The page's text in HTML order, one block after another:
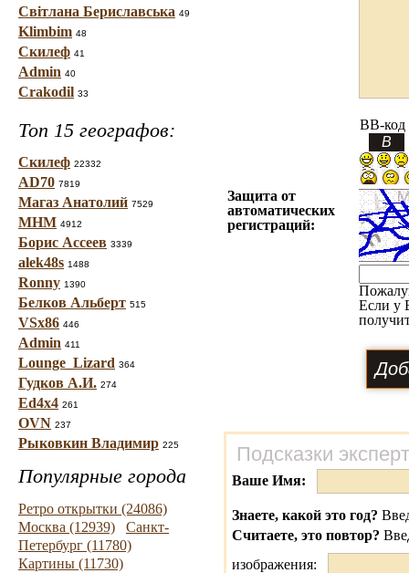
Світлана Бериславська 49
Klimbim 48
Скилеф 41
Admin 40
Crakodil 33
Топ 15 географов:
Скилеф 22332
AD70 7819
Магаз Анатолий 7529
МНМ 4912
Борис Ассеев 3339
alek48s 1488
Ronny 1390
Белков Альберт 515
VSx86 446
Admin 411
Lounge_Lizard 364
Гудков А.И. 274
Ed4x4 261
OVN 237
Рыковкин Владимир 225
Популярные города
Ретро открытки (24086)
Москва (12939)
Санкт-
Петербург (11780)
Картины (11730)
BB-код
Защита от
автоматических
регистраций:
Если у
Подсказки
Ваше Имя:
Знаете, какой это год?
Считаете, это повтор?
изображения: